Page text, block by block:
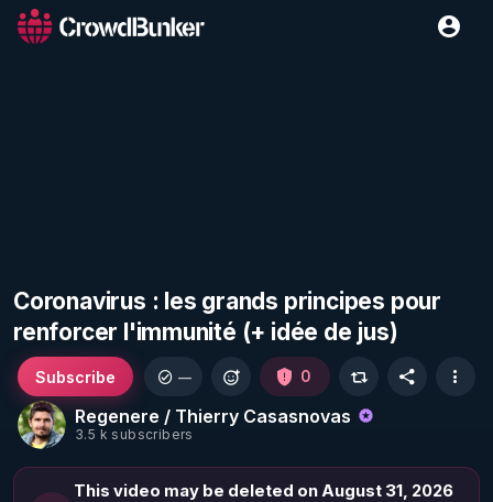
Coronavirus : les grands principes pour
renforcer l'immunité (+ idée de jus)
Regenere / Thierry Casasnovas
3.5 k subscribers
Subscribe — 0
This video may be deleted on August 31, 2026